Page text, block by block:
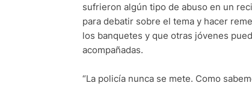
sufrieron algún tipo de abuso en un
para debatir sobre el tema y hacer
los banquetes y que otras jóvenes
acompañadas.
“La policía nunca se mete. Como